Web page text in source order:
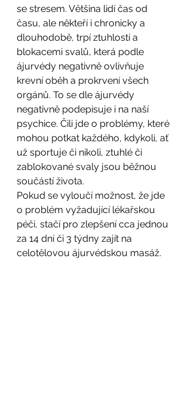
se stresem. Většina lidí čas od
času, ale někteří i chronicky a
dlouhodobě, trpí ztuhlostí a
blokacemi svalů, která podle
ájurvédy negativně ovlivňuje
krevní oběh a prokrvení všech
orgánů. To se dle ájurvédy
negativně podepisuje i na naší
psychice. Čili jde o problémy, které
mohou potkat každého, kdykoli, ať
už sportuje či nikoli, ztuhlé či
zablokované svaly jsou běžnou
součástí života.
Pokud se vyloučí možnost, že jde
o problém vyžadující lékařskou
péči, stačí pro zlepšení cca jednou
za 14 dní či 3 týdny zajít na
celotělovou ájurvédskou masáž.